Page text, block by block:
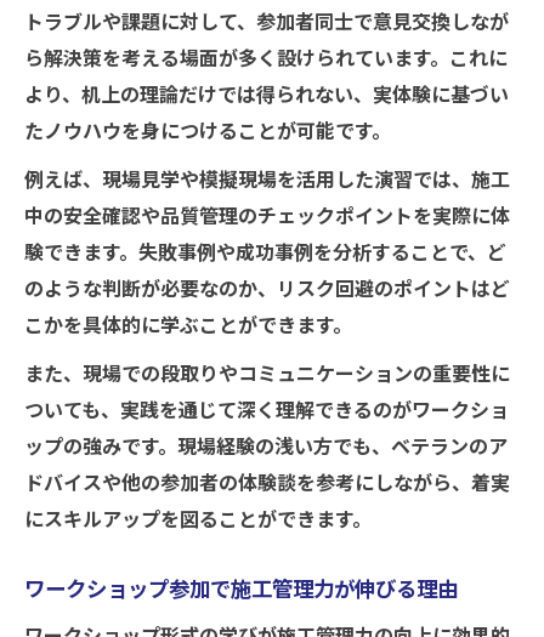
トラブルや課題に対して、参加者同士で意見交換しなが
ら解決策を考える場面が多く設けられています。これに
より、机上の理論だけでは得られない、実体験に基づい
たノウハウを身につけることが可能です。
例えば、現場見学や模擬現場を活用した演習では、施工
中の安全確認や品質管理のチェックポイントを実際に体
験できます。失敗事例や成功事例を分析することで、ど
のような判断が必要なのか、リスク回避のポイントはど
こかを具体的に学ぶことができます。
また、現場での段取りやコミュニケーションの重要性に
ついても、実践を通じて深く理解できるのがワークショ
ップの強みです。現場経験の浅い方でも、ベテランのア
ドバイスや他の参加者の体験談を参考にしながら、着実
にスキルアップを図ることができます。
ワークショップ参加で施工管理力が伸びる理由